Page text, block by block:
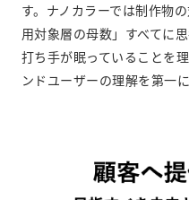
す。ナノカラーでは制作物
用対象層の母数」すべてに
打ち手が眠っていることを
ンドユーザーの理解を第一